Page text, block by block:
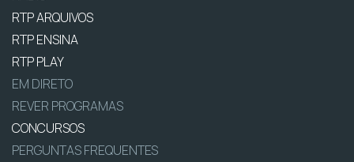
RTP ARQUIVOS
RTP ENSINA
RTP PLAY
EM DIRETO
REVER PROGRAMAS
CONCURSOS
PERGUNTAS FREQUENTES